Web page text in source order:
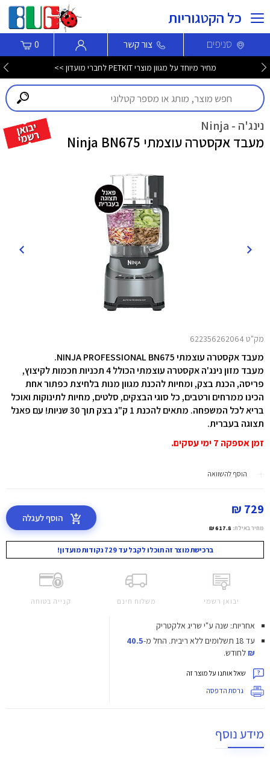
כל הקטגוריות
סניפים צור קשר 0
מחיר מיוחד על מגוון מוצרי PETKIT לחברי מועדון >>
נינג'ה - Ninja
מעבד אקסטרה עוצמתי Ninja BN675
מק"ט 622356262064
מעבד אקסטרה עוצמתי NINJA PROFESSIONAL BN675.
מעבד מזון נינג'ה אקסטרה עוצמתי הכולל 4 תכניות חכמות לקיצוץ,
פריסה, הכנת בצק, ומחיות להכנת מגוון מנות בלחיצת כפתור אחת
הכינו ממרחים ורטבים, כל סוגי הבצקים, סלטים, מחיות לתינוקות ואוכל
בריא לכל המשפחה. מתאים להכנת 1 ק"ג בצק תוך 30 שניות! עם פאנל
תצוגה בעברית.
זמן אספקה 7 ימי עסקים.
הוסף להשוואה
729 ₪
מחיר באילת: 617.8 ₪
הוסף לעגלה
ברכישת מוצר זה תוכלו לקבל עד 729 נקודות מועדון!
יבואן רשמי משלוח חינם קנייה בטוחה
אחריות: שנה ע"י שריג אלקטריק
עד 18 תשלומים ללא ריבית.
החל מ-40.5
₪לחודש.
שאל אותנו על מוצר זה
גרסת הדפסה
מידע נוסף